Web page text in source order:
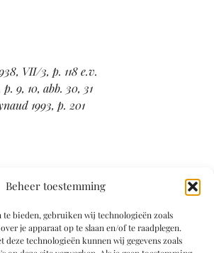
Beheer toestemming
te bieden, gebruiken wij technologieën zoals
je apparaat op te slaan en/of te raadplegen.
deze technologieën kunnen wij gegevens zoals
VII/3, p. 118 e.v.
p. 9, 10, abb. 30, 31
1993, p. 201
nr. 50
VII/3, p. 118 e.v.
nr. 29